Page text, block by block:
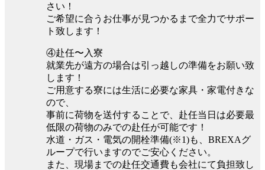
さい！
ご希望に合うお仕事が見つかるまで全力でサポー
ト致します！
④赴任〜入寮
就業先が遠方の場合は引っ越しの準備をお願い致
します！
ご用意する寮には生活に必要な家具・家電付きな
ので、
事前に荷物を送付することで、赴任当日は必要最
低限の荷物のみでの赴任が可能です！
水道・ガス・電気の開栓準備(※1)も、BREXAグ
ループで行いますのでご安心ください。
また、現場までの赴任交通費も会社にて負担致し